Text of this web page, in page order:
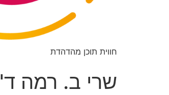
חווית תוכן מהדהדת
שרי ב. רמה ד'